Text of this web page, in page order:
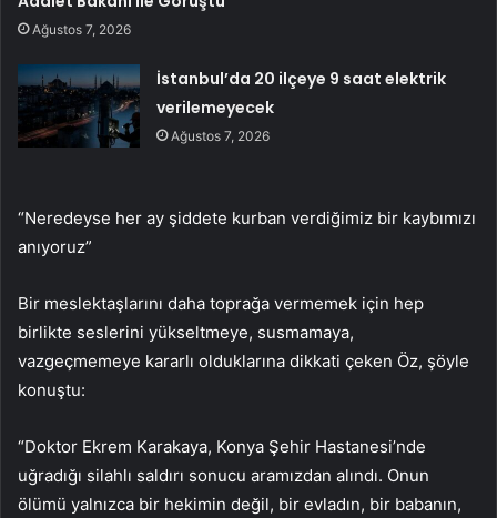
Ağustos 7, 2026
İstanbul’da 20 ilçeye 9 saat elektrik
verilemeyecek
Ağustos 7, 2026
“Neredeyse her ay şiddete kurban verdiğimiz bir kaybımızı
anıyoruz”
Bir meslektaşlarını daha toprağa vermemek için hep
birlikte seslerini yükseltmeye, susmamaya,
vazgeçmemeye kararlı olduklarına dikkati çeken Öz, şöyle
konuştu:
“Doktor Ekrem Karakaya, Konya Şehir Hastanesi’nde
uğradığı silahlı saldırı sonucu aramızdan alındı. Onun
ölümü yalnızca bir hekimin değil, bir evladın, bir babanın,